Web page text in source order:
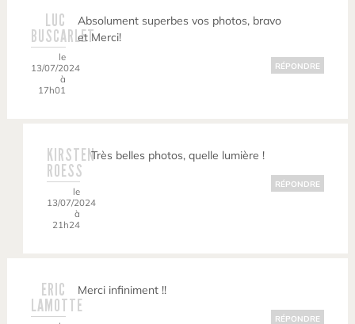
LUC
BUSCARLET
le
13/07/2024
à
17h01
Absolument superbes vos photos, bravo
et Merci!
RÉPONDRE
KIRSTEN
ROESS
le
13/07/2024
à
21h24
Très belles photos, quelle lumière !
RÉPONDRE
ERIC
LAMOTTE
Merci infiniment !!
RÉPONDRE